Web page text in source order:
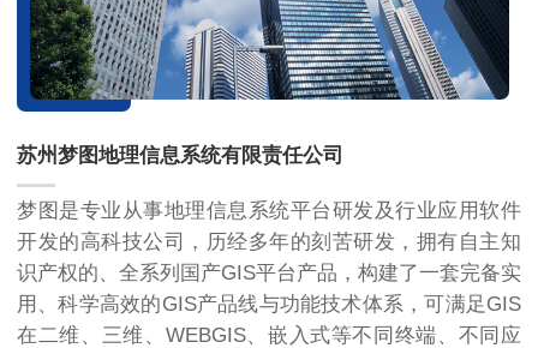
苏州梦图地理信息系统有限责任公司
梦图是专业从事地理信息系统平台研发及行业应用软件
开发的高科技公司，历经多年的刻苦研发，拥有自主知
识产权的、全系列国产GIS平台产品，构建了一套完备实
用、科学高效的GIS产品线与功能技术体系，可满足GIS
在二维、三维、WEBGIS、嵌入式等不同终端、不同应